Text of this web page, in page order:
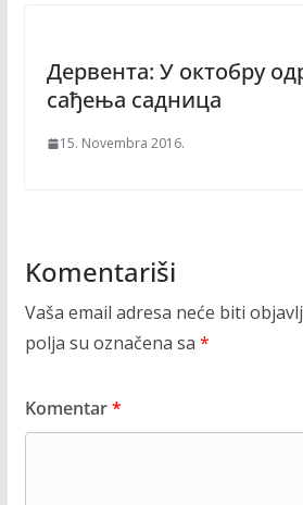
Дервента: У октобру
сађења садница
15. Novembra 2016.
Komentariši
Vaša email adresa neće biti
polja su označena sa *
Komentar*